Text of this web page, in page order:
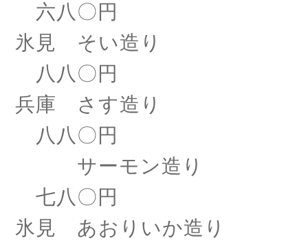
六八〇円
氷見 そい造り
八八〇円
兵庫 さす造り
八八〇円
サーモン造り
七八〇円
氷見 あおりいか造り